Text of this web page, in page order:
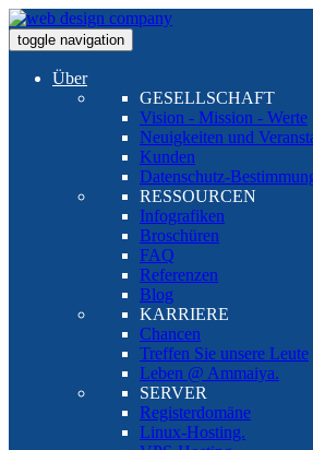
toggle navigation
Über
GESELLSCHAFT
Vision - Mission - Werte
Neuigkeiten und
Kunden
Datenschutz-
RESSOURCEN
Infografiken
Broschüren
FAQ
Referenzen
Blog
KARRIERE
Chancen
Treffen Sie unsere Leute
Leben @ Ammaiya.
SERVER
Registerdomäne
Linux-Hosting.